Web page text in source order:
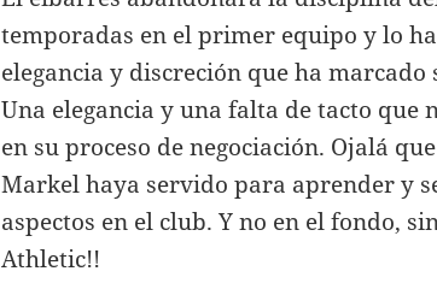
temporadas en el primer equipo y lo
elegancia y discreción que ha
Una elegancia y una falta de tacto que
en su proceso de negociación. Ojalá
Markel haya servido para aprender y
aspectos en el club. Y no en el fondo,
Athletic!!